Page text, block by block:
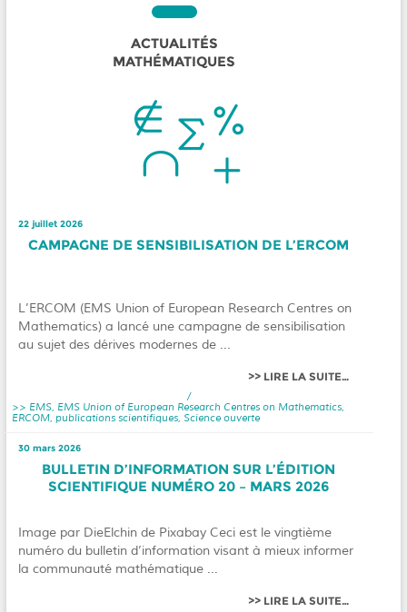
ACTUALITÉS
MATHÉMATIQUES
CAMPAGNE DE SENSIBILISATION DE L’ERCOM
L’ERCOM (EMS Union of European Research Centres on
Mathematics) a lancé une campagne de sensibilisation
au sujet des dérives modernes de ...
LIRE LA SUITE…
22 juillet 2026
/
EMS, EMS Union of European Research Centres on Mathematics,
ERCOM, publications scientifiques, Science ouverte
BULLETIN D’INFORMATION SUR L’ÉDITION
SCIENTIFIQUE NUMÉRO 20 – MARS 2026
Image par DieElchin de Pixabay Ceci est le vingtième
numéro du bulletin d’information visant à mieux informer
la communauté mathématique ...
LIRE LA SUITE…
30 mars 2026